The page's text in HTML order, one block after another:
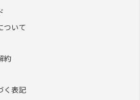
ついて
約
く表記